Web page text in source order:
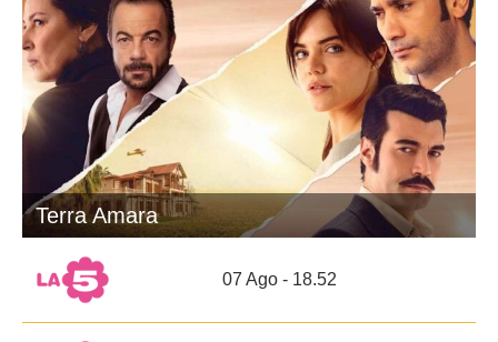
Terra Amara
07 Ago - 18.52